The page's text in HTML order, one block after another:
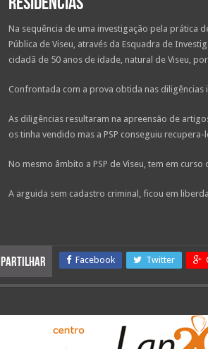
residências
Na sequência de uma investigação pela prática
Pública de Viseu, através da Esquadra de
cidadã de 50 anos de idade, natural de Viseu,
Confrontada com a prova obtida nas diligências
As diligências resultaram na apreensão de
os tinha vendido mas a PSP conseguiu
No mesmo âmbito a PSP de Viseu, tem em
A arguida sem cadastro criminal, ficou em
Partilhar Facebook Twitter